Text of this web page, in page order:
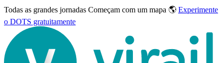
Todas as grandes jornadas Começam com um mapa 🌎 Experimente
o DOTS gratuitamente